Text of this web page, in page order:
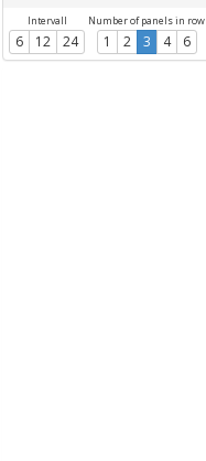
Intervall
6 12 24
Number of panels in row
1 2 3 4 6